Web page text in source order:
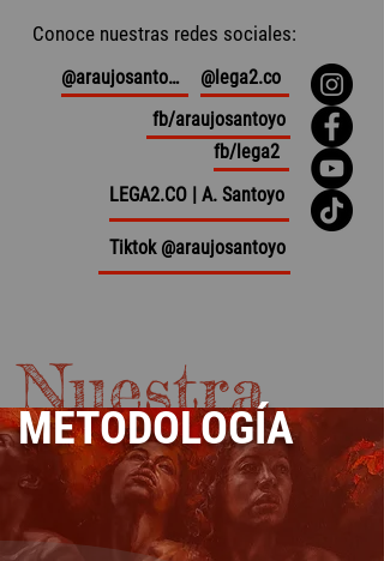
Conoce nuestras redes sociales:
@araujosantoyo
@lega2.co
fb/araujosantoyo
fb/lega2
LEGA2.CO | A. Santoyo
Tiktok @araujosantoyo
Nuestra
METODOLOGÍA